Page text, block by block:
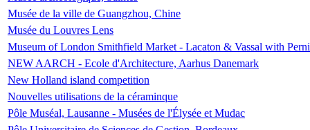
Musée de la ville de Guangzhou, Chine
Musée du Louvres Lens
Museum of London Smithfield Market - Lacaton & Vassal with
NEW AARCH - Ecole d'Architecture, Aarhus Danemark
New Holland island competition
Nouvelles utilisations de la céraminque
Pôle Muséal, Lausanne - Musées de l'Élysée et Mudac